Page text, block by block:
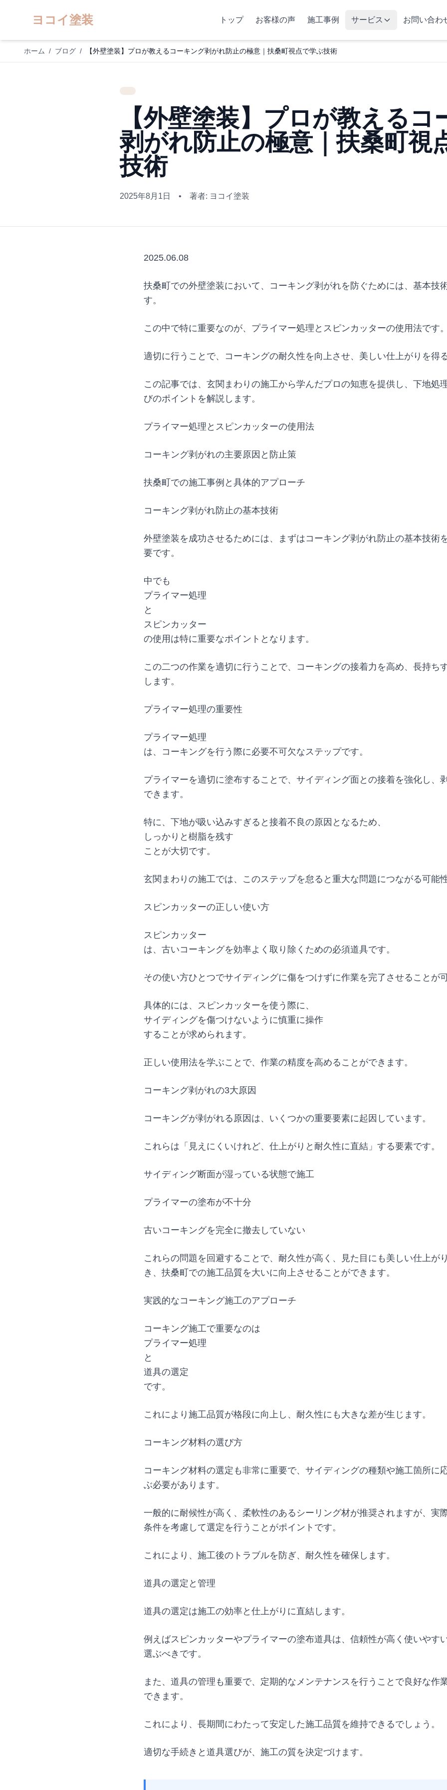
ヨコイ塗装 トップ お客様の声 施工事例 サービス お問い合わ
ホーム / ブログ / 【外壁塗装】プロが教えるコーキング剥がれ防止の極意｜扶桑町視点で学ぶ技術
【外壁塗装】プロが教えるコ
剥がれ防止の極意｜扶桑町視
技術
2025年8月1日 • 著者: ヨコイ塗装
2025.06.08
扶桑町での外壁塗装において、コーキング剥がれを防ぐためには、基本技
す。
この中で特に重要なのが、プライマー処理とスピンカッターの使用法です。
適切に行うことで、コーキングの耐久性を向上させ、美しい仕上がりを得
この記事では、玄関まわりの施工から学んだプロの知恵を提供し、下地処
びのポイントを解説します。
プライマー処理とスピンカッターの使用法
コーキング剥がれの主要原因と防止策
扶桑町での施工事例と具体的アプローチ
コーキング剥がれ防止の基本技術
外壁塗装を成功させるためには、まずはコーキング剥がれ防止の基本技術
要です。
中でも
プライマー処理
と
スピンカッター
の使用は特に重要なポイントとなります。
この二つの作業を適切に行うことで、コーキングの接着力を高め、長持ち
します。
プライマー処理の重要性
プライマー処理
は、コーキングを行う際に必要不可欠なステップです。
プライマーを適切に塗布することで、サイディング面との接着を強化し、
できます。
特に、下地が吸い込みすぎると接着不良の原因となるため、
しっかりと樹脂を残す
ことが大切です。
玄関まわりの施工では、このステップを怠ると重大な問題につながる可能
スピンカッターの正しい使い方
スピンカッター
は、古いコーキングを効率よく取り除くための必須道具です。
その使い方ひとつでサイディングに傷をつけずに作業を完了させることが可
具体的には、スピンカッターを使う際に、
サイディングを傷つけないように慎重に操作
することが求められます。
正しい使用法を学ぶことで、作業の精度を高めることができます。
コーキング剥がれの3大原因
コーキングが剥がれる原因は、いくつかの重要要素に起因しています。
これらは「見えにくいけれど、仕上がりと耐久性に直結」する要素です。
サイディング断面が湿っている状態で施工
プライマーの塗布が不十分
古いコーキングを完全に撤去していない
これらの問題を回避することで、耐久性が高く、見た目にも美しい仕上が
き、扶桑町での施工品質を大いに向上させることができます。
実践的なコーキング施工のアプローチ
コーキング施工で重要なのは
プライマー処理
と
道具の選定
です。
これにより施工品質が格段に向上し、耐久性にも大きな差が生じます。
コーキング材料の選び方
コーキング材料の選定も非常に重要で、サイディングの種類や施工箇所に
ぶ必要があります。
一般的に耐候性が高く、柔軟性のあるシーリング材が推奨されますが、実
条件を考慮して選定を行うことがポイントです。
これにより、施工後のトラブルを防ぎ、耐久性を確保します。
道具の選定と管理
道具の選定は施工の効率と仕上がりに直結します。
例えばスピンカッターやプライマーの塗布道具は、信頼性が高く使いやす
選ぶべきです。
また、道具の管理も重要で、定期的なメンテナンスを行うことで良好な作
できます。
これにより、長期間にわたって安定した施工品質を維持できるでしょう。
適切な手続きと道具選びが、施工の質を決定づけます。